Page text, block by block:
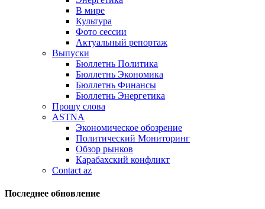
В мире
Культура
Фото сессии
Актуальный репортаж
Выпуски
Бюллетнь Политика
Бюллетнь Экономика
Бюллетнь Финансы
Бюллетнь Энергетика
Прошу слова
ASTNA
Экономическое обозрение
Политический Мониторинг
Обзор рынков
Карабахский конфликт
Contact az
Последнее обновление